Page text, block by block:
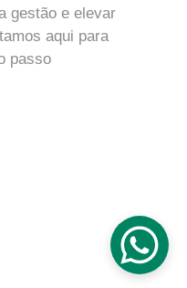
gestão e elevar
aqui para
passo